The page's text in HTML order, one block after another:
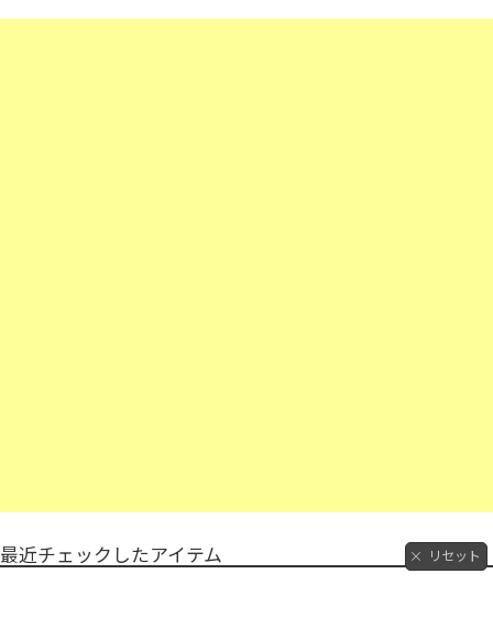
最近チェックしたアイテム リセット